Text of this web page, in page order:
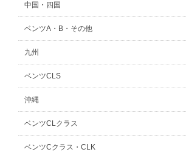
中国・四国
ベンツA・B・その他
九州
ベンツCLS
沖縄
ベンツCLクラス
ベンツCクラス・CLK